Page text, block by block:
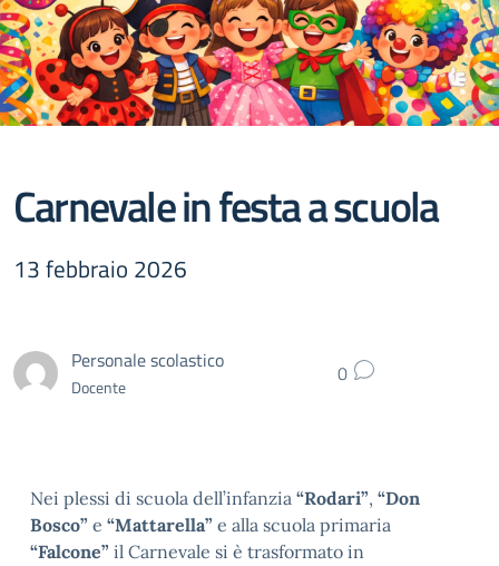
Carnevale in festa a scuola
13 febbraio 2026
Personale scolastico
Docente 0
Nei plessi di scuola dell’infanzia “Rodari”, “Don
Bosco” e “Mattarella” e alla scuola primaria
“Falcone” il Carnevale si è trasformato in